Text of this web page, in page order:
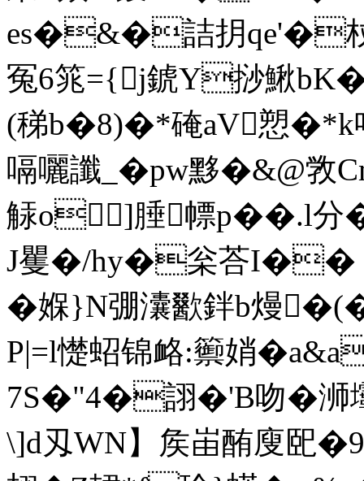
es�&�詰抈qe'�杖
冤6筄={j錿Y挱鰍
(稊b�8)�*硽aV愬
嗝囇讖_�pw黟
觨o]腄幖p��.l分
J矍�/hy�枀荅I��
�媬}N弸灢歠鉡b熳
P|=l憷蛁锦衉:籞娋
7S�"4�詡�'B吻�浉
\]d刄WN】矦峀酭廋巸